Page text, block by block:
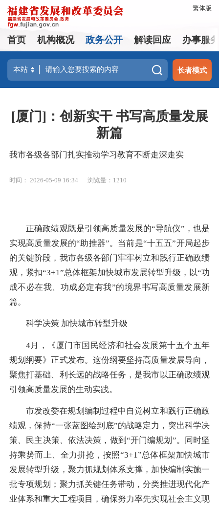
繁体版
首页 机构概况 政务公开 解读回应 办事服
长者模式
[厦门]：创新实干 书写高质量发展
新篇
我市各级各部门扎实推动学习教育不断走深走实
时间： 2026-05-09 16:34 浏览量：1210
正确政绩观既是引领高质量发展的“导航仪”，也是
实现高质量发展的“助推器”。当前是“十五五”开局起步
的关键阶段，我市各级各部门牢牢树立和践行正确政绩
观，紧扣“3+1”总体框架加快城市发展转型升级，以“功
成不必在我、功成必定有我”的境界书写高质量发展新
篇。
科学决策 加快城市转型升级
4月，《厦门市国民经济和社会发展第十五个五年
规划纲要》正式发布。这份纲要坚持高质量发展导向，
聚焦打基础、利长远的战略任务，是我市以正确政绩观
引领高质量发展的生动实践。
市发改委在规划编制过程中自觉树立和践行正确政
绩观，保持“一张蓝图绘到底”的战略定力，突出科学决
策、民主决策、依法决策，做到“开门编规划”。同时坚
持乘势而上、全力拼抢，按照“3+1”总体框架加快城市
发展转型升级，聚力抓规划体系支撑，加快编制实施一
批专项规划；聚力抓关键任务带动，分类推进现代化产
业体系和重大工程项目，确保努力率先实现社会主义现